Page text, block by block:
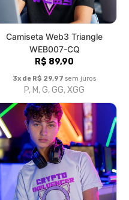
Camiseta Web3 Triangle
WEB007-CQ
R$ 89,90
3x de R$ 29,97 sem juros
P, M, G, GG, XGG